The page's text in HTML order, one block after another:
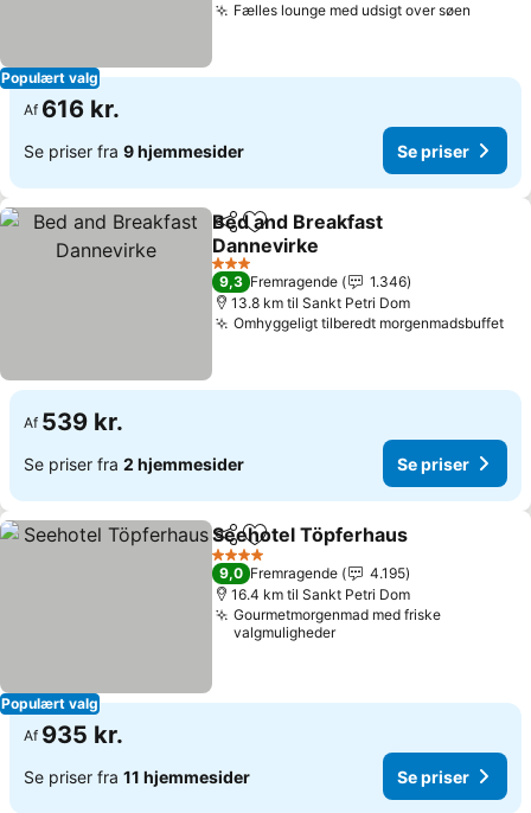
Populært valg
Fælles lounge med udsigt over søen
Af 616 kr.
Se priser fra 9 hjemmesider Se priser
Del Føj til favoritter
Bed and Breakfast
Dannevirke
3 Stjerner
9,3 Fremragende
1.346
13.8 km til Sankt Petri Dom
Omhyggeligt tilberedt morgenmadsbuffet
Af 539 kr.
Se priser fra 2 hjemmesider Se priser
Populært valg
Del Føj til favoritter
Seehotel Töpferhaus
4 Stjerner
9,0 Fremragende
4.195
16.4 km til Sankt Petri Dom
Gourmetmorgenmad med friske
valgmuligheder
Af 935 kr.
Se priser fra 11 hjemmesider Se priser